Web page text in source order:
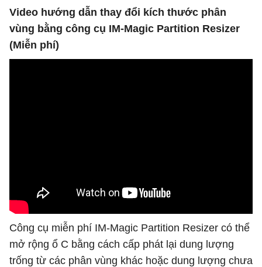
Video hướng dẫn thay đổi kích thước phân
vùng bằng công cụ IM-Magic Partition Resizer
(Miễn phí)
Công cụ miễn phí IM-Magic Partition Resizer có thể
mở rộng ổ C bằng cách cấp phát lại dung lượng
trống từ các phân vùng khác hoặc dung lượng chưa